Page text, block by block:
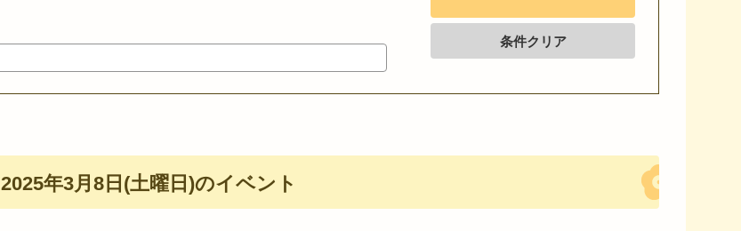
条件クリア
2025年3月8日(土曜日)のイベント